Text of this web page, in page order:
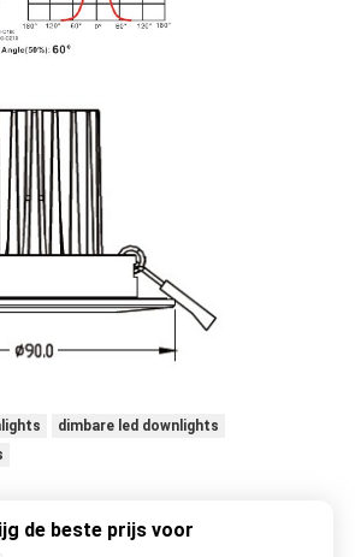
dimbare led downlights
de beste prijs voor